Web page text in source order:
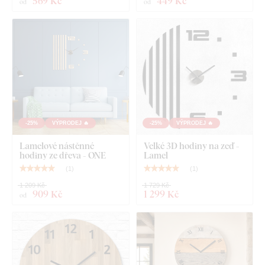
Výrobek jevyřezávaný laserovou technologií
HDF desky – dřevovláknitá deska s vysokou hustotou
která vzniká slisováním dřevěných vláken a pryskyřice pod
tlakem. Materiál je
(tloušťka 3 mm),
tvarově stálý a má
hladký povrch . Díky své pevnosti umožňujeprecizní řezání i
Na výběr máte z 12 dekorů
s polomatným lakem, který
zvyšuje
odolnost proti běžnému poškrábání
-25% VÝPRODEJ 🔥
Lamelové nástěnné
hodiny ze dřeva - ONE
( )
od 909 Kč
1 209 Kč
-25% VÝPRODEJ 🔥
Velké 3D hodiny na zeď -
Lamel
( )
1 299 Kč
1 729 Kč